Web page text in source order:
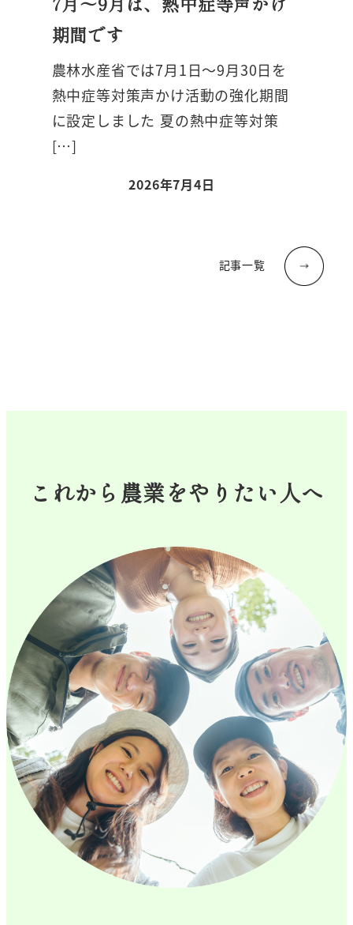
期間です
農林水産省では7月1日～9月30日を
熱中症等対策声かけ活動の強化期間
に設定しました 夏の熱中症等対策
[…]
2026年7月4日
記事一覧
これから農業をやりたい人へ